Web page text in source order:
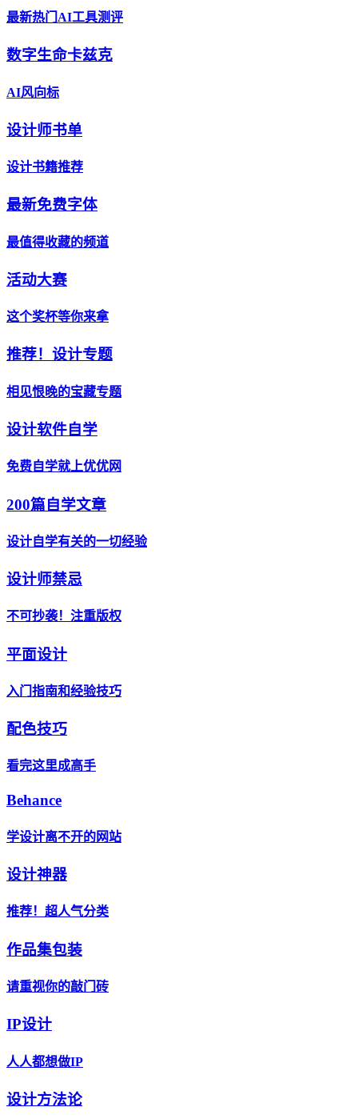
最新热门AI工具测评
数字生命卡兹克
AI风向标
设计师书单
设计书籍推荐
最新免费字体
最值得收藏的频道
活动大赛
这个奖杯等你来拿
推荐！设计专题
相见恨晚的宝藏专题
设计软件自学
免费自学就上优优网
200篇自学文章
设计自学有关的一切经验
设计师禁忌
不可抄袭！注重版权
平面设计
入门指南和经验技巧
配色技巧
看完这里成高手
Behance
学设计离不开的网站
设计神器
推荐！超人气分类
作品集包装
请重视你的敲门砖
IP设计
人人都想做IP
设计方法论